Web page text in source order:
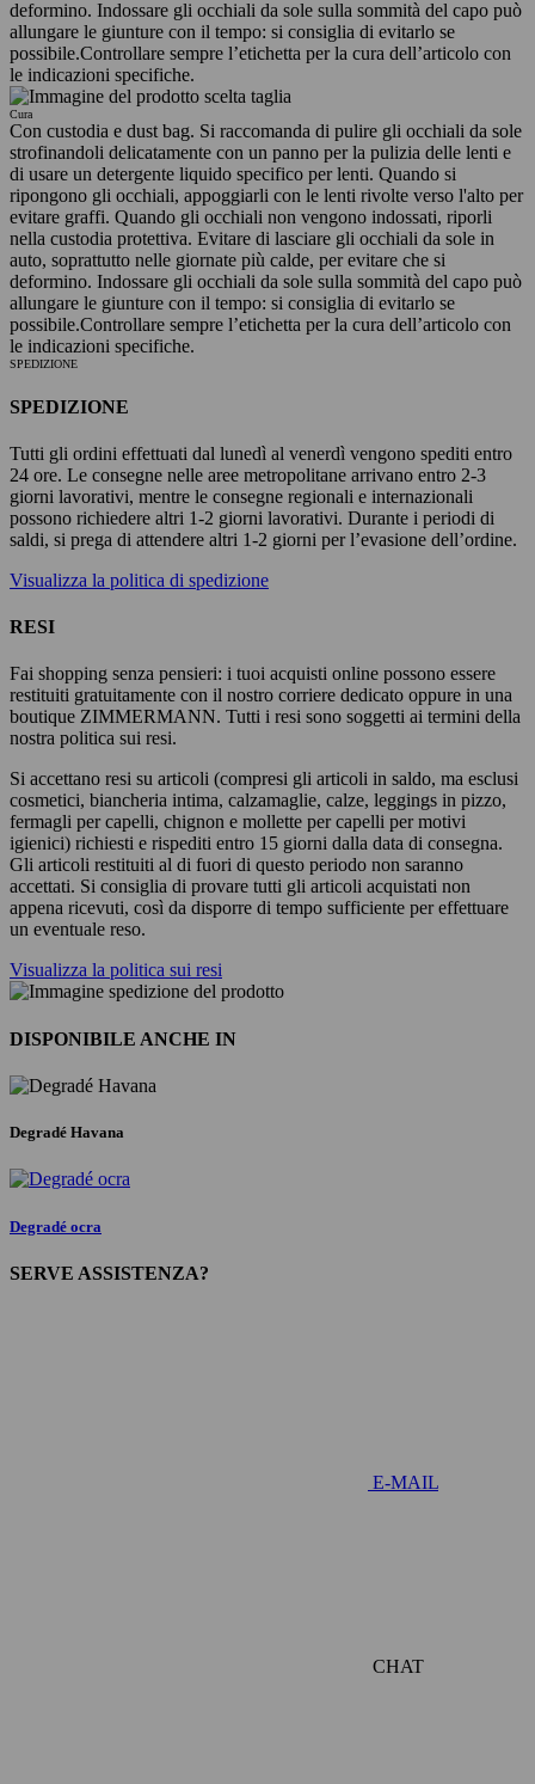
deformino. Indossare gli occhiali da sole sulla sommità del capo può
allungare le giunture con il tempo: si consiglia di evitarlo se
possibile.Controllare sempre l’etichetta per la cura dell’articolo con
le indicazioni specifiche.
Cura
Con custodia e dust bag. Si raccomanda di pulire gli occhiali da sole
strofinandoli delicatamente con un panno per la pulizia delle lenti e
di usare un detergente liquido specifico per lenti. Quando si
ripongono gli occhiali, appoggiarli con le lenti rivolte verso l'alto per
evitare graffi. Quando gli occhiali non vengono indossati, riporli
nella custodia protettiva. Evitare di lasciare gli occhiali da sole in
auto, soprattutto nelle giornate più calde, per evitare che si
deformino. Indossare gli occhiali da sole sulla sommità del capo può
allungare le giunture con il tempo: si consiglia di evitarlo se
possibile.Controllare sempre l’etichetta per la cura dell’articolo con
le indicazioni specifiche.
SPEDIZIONE
SPEDIZIONE
Tutti gli ordini effettuati dal lunedì al venerdì vengono spediti entro
24 ore. Le consegne nelle aree metropolitane arrivano entro 2-3
giorni lavorativi, mentre le consegne regionali e internazionali
possono richiedere altri 1-2 giorni lavorativi. Durante i periodi di
saldi, si prega di attendere altri 1-2 giorni per l’evasione dell’ordine.
Visualizza la politica di spedizione
RESI
Fai shopping senza pensieri: i tuoi acquisti online possono essere
restituiti gratuitamente con il nostro corriere dedicato oppure in una
boutique ZIMMERMANN. Tutti i resi sono soggetti ai termini della
nostra politica sui resi.
Si accettano resi su articoli (compresi gli articoli in saldo, ma esclusi
cosmetici, biancheria intima, calzamaglie, calze, leggings in pizzo,
fermagli per capelli, chignon e mollette per capelli per motivi
igienici) richiesti e rispediti entro 15 giorni dalla data di consegna.
Gli articoli restituiti al di fuori di questo periodo non saranno
accettati. Si consiglia di provare tutti gli articoli acquistati non
appena ricevuti, così da disporre di tempo sufficiente per effettuare
un eventuale reso.
Visualizza la politica sui resi
DISPONIBILE ANCHE IN
Degradé Havana
Degradé ocra
SERVE ASSISTENZA?
E-MAIL
CHAT